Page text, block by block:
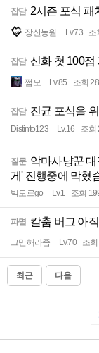
잡담 2시즌 포식 패
장산농원 Lv.73 조
잡담 신화 첫 100점
쩜모 Lv.85 조회
잡담 진균 포식을
Distinto123 Lv.16 조회
질문 악마사냥꾼
게' 진행중에 막혔
빅토르go Lv.1 조회
파멸 칼춤 버그 아
그만해라좀 Lv.70 조
최근 다음